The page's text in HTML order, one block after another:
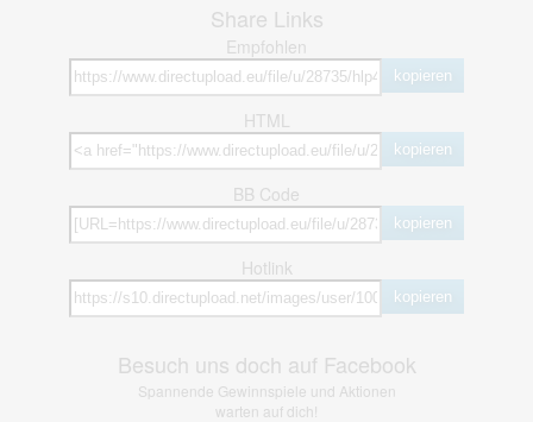
Share Links
Empfohlen
kopieren
HTML
kopieren
BB Code
kopieren
Hotlink
kopieren
Besuch uns doch auf Facebook
Spannende Gewinnspiele und Aktionen
warten auf dich!